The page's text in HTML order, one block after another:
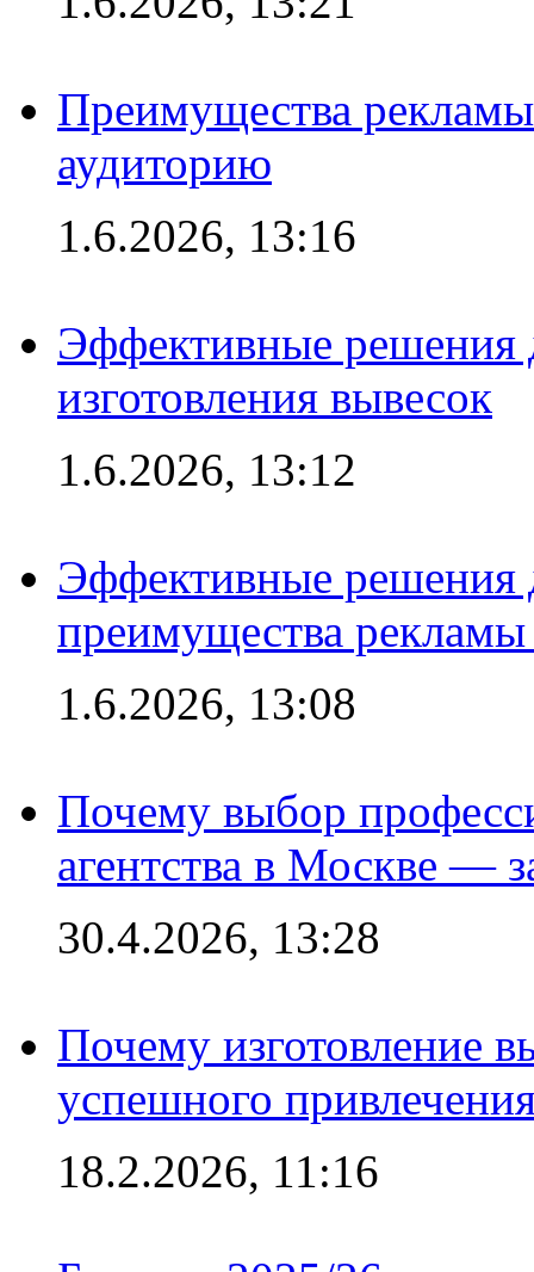
Преимущества
аудиторию
1.6.2026, 13:16
Эффективные решения
изготовления вывесок
1.6.2026, 13:12
Эффективные решения
преимущества рекламы
1.6.2026, 13:08
Почему выбор
агентства в Москве —
30.4.2026, 13:28
Почему изготовление
успешного
18.2.2026, 11:16